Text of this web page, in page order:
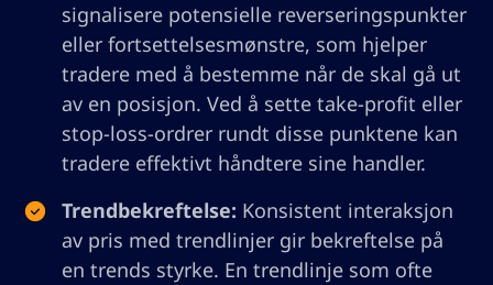
signalisere potensielle reverseringspunkter
eller fortsettelsesmønstre, som hjelper
tradere med å bestemme når de skal gå ut
av en posisjon. Ved å sette take-profit eller
stop-loss-ordrer rundt disse punktene kan
tradere effektivt håndtere sine handler.
Trendbekreftelse: Konsistent interaksjon
av pris med trendlinjer gir bekreftelse på
en trends styrke. En trendlinje som ofte